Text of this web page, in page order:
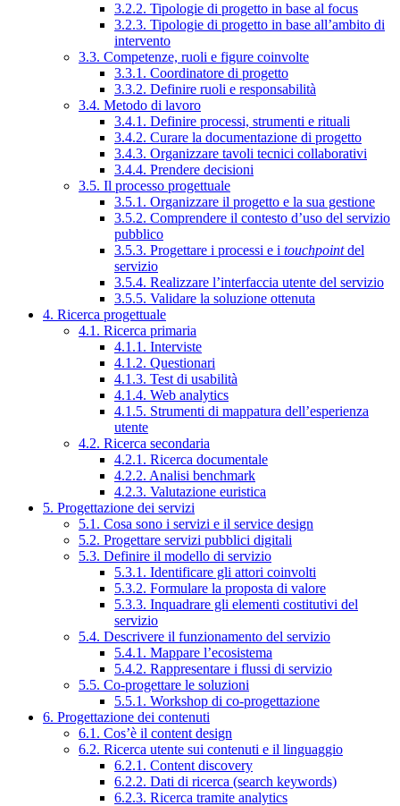
3.2.2. Tipologie di progetto in base al focus
3.2.3. Tipologie di progetto in base all’ambito di
intervento
3.3. Competenze, ruoli e figure coinvolte
3.3.1. Coordinatore di progetto
3.3.2. Definire ruoli e responsabilità
3.4. Metodo di lavoro
3.4.1. Definire processi, strumenti e rituali
3.4.2. Curare la documentazione di progetto
3.4.3. Organizzare tavoli tecnici collaborativi
3.4.4. Prendere decisioni
3.5. Il processo progettuale
3.5.1. Organizzare il progetto e la sua gestione
3.5.2. Comprendere il contesto d’uso del servizio
pubblico
3.5.3. Progettare i processi e i touchpointdel
servizio
3.5.4. Realizzare l’interfaccia utente del servizio
3.5.5. Validare la soluzione ottenuta
4. Ricerca progettuale
4.1. Ricerca primaria
4.1.1. Interviste
4.1.2. Questionari
4.1.3. Test di usabilità
4.1.4. Web analytics
4.1.5. Strumenti di mappatura dell’esperienza
utente
4.2. Ricerca secondaria
4.2.1. Ricerca documentale
4.2.2. Analisi benchmark
4.2.3. Valutazione euristica
5. Progettazione dei servizi
5.1. Cosa sono i servizi e il service design
5.2. Progettare servizi pubblici digitali
5.3. Definire il modello di servizio
5.3.1. Identificare gli attori coinvolti
5.3.2. Formulare la proposta di valore
5.3.3. Inquadrare gli elementi costitutivi del
servizio
5.4. Descrivere il funzionamento del servizio
5.4.1. Mappare l’ecosistema
5.4.2. Rappresentare i flussi di servizio
5.5. Co-progettare le soluzioni
5.5.1. Workshop di co-progettazione
6. Progettazione dei contenuti
6.1. Cos’è il content design
6.2. Ricerca utente sui contenuti e il linguaggio
6.2.1. Content discovery
6.2.2. Dati di ricerca (search keywords)
6.2.3. Ricerca tramite analytics